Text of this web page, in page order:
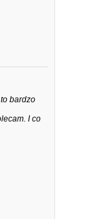
bardzo
I co